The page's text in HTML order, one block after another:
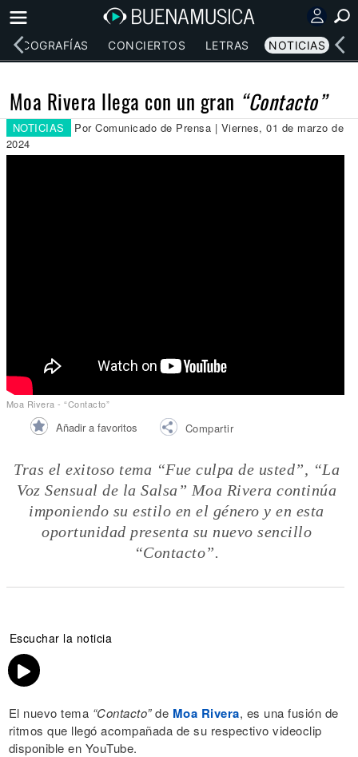
DISCOGRAFÍAS CONCIERTOS LETRAS NOTICIAS
Moa Rivera llega con un gran “Contacto”
NOTICIAS
Por Comunicado de Prensa | Viernes, 01 de marzo de
2024
Moa Rivera - “Contacto”
Añadir a favoritos Compartir
Tras el exitoso tema “Fue culpa de usted”, “La
Voz Sensual de la Salsa” Moa Rivera continúa
imponiendo su estilo en el género y en esta
oportunidad presenta su nuevo sencillo
“Contacto”.
Escuchar la noticia
El nuevo tema “Contacto”de Moa Rivera, es una fusión de
ritmos que llegó acompañada de su respectivo videoclip
disponible en YouTube.